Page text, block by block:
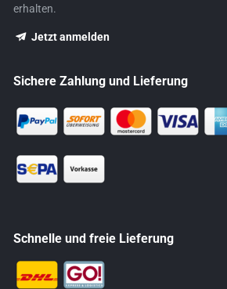
erhalten.
Jetzt anmelden
Sichere Zahlung und Lieferung
Schnelle und freie Lieferung